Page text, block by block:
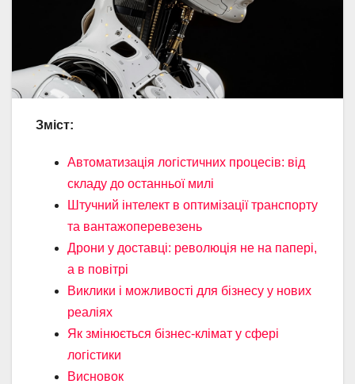
Зміст:
Автоматизація логістичних процесів: від
складу до останньої милі
Штучний інтелект в оптимізації транспорту
та вантажоперевезень
Дрони у доставці: революція не на папері,
а в повітрі
Виклики і можливості для бізнесу у нових
реаліях
Як змінюється бізнес-клімат у сфері
логістики
Висновок